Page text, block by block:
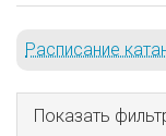
Расписание
Показать